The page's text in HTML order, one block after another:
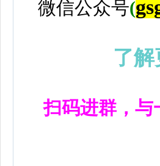
微信公众号(
了
扫码进群，与